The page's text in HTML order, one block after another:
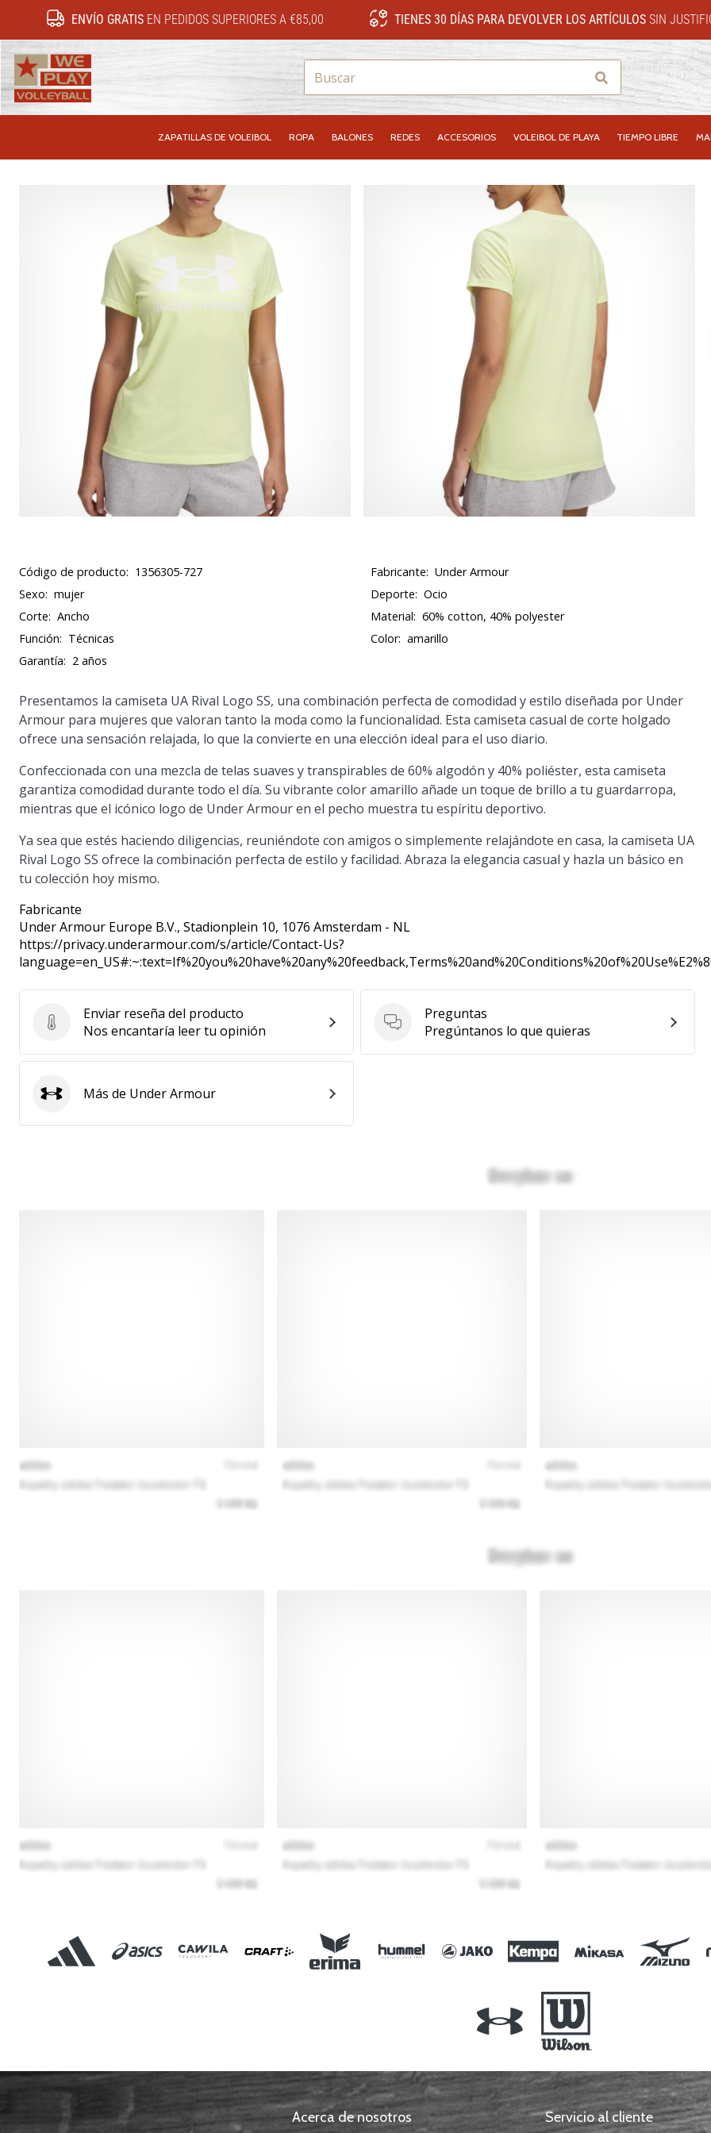
ENVÍO GRATISEN PEDIDOS SUPERIORES A €85,00 TIENES 30 DÍAS PARA DEVOLVER LOS ARTÍCULOS SIN
Buscar
ZAPATILLAS DE VOLEIBOL ROPA BALONES REDES ACCESORIOS VOLEIBOL DE PLAYA TIEMPO LIBRE
Código de producto: 1356305-727 Fabricante: Under Armour
Sexo: mujer Deporte: Ocio
Corte: Ancho Material: 60% cotton, 40% polyester
Función: Técnicas Color: amarillo
Garantía: 2 años
Presentamos la camiseta UA Rival Logo SS, una combinación perfecta de comodidad y estilo diseñada por Under
Armour para mujeres que valoran tanto la moda como la funcionalidad. Esta camiseta casual de corte holgado
ofrece una sensación relajada, lo que la convierte en una elección ideal para el uso diario.
Confeccionada con una mezcla de telas suaves y transpirables de 60% algodón y 40% poliéster, esta camiseta
garantiza comodidad durante todo el día. Su vibrante color amarillo añade un toque de brillo a tu guardarropa,
mientras que el icónico logo de Under Armour en el pecho muestra tu espíritu deportivo.
Ya sea que estés haciendo diligencias, reuniéndote con amigos o simplemente relajándote en casa, la camiseta UA
Rival Logo SS ofrece la combinación perfecta de estilo y facilidad. Abraza la elegancia casual y hazla un básico en
tu colección hoy mismo.
Fabricante
Under Armour Europe B.V., Stadionplein 10, 1076 Amsterdam - NL
https://privacy.underarmour.com/s/article/Contact-Us?
Enviar reseña del producto
Enviar reseña del producto
Nos encantaría leer tu opinión
Preguntas
Preguntas
Pregúntanos lo que quieras
Under Armour
Más de Under Armour
Acerca de nosotros Servicio al cliente